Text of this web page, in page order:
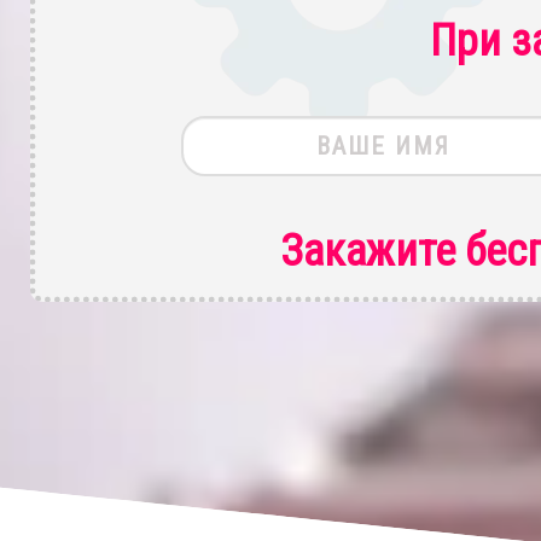
При
Закажите